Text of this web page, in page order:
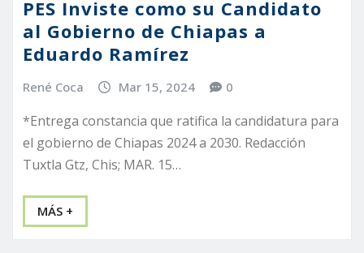
PES Inviste como su Candidato
al Gobierno de Chiapas a
Eduardo Ramírez
René Coca Mar 15, 2024 0
*Entrega constancia que ratifica la candidatura para
el gobierno de Chiapas 2024 a 2030. Redacción
Tuxtla Gtz, Chis; MAR. 15…
MÁS +